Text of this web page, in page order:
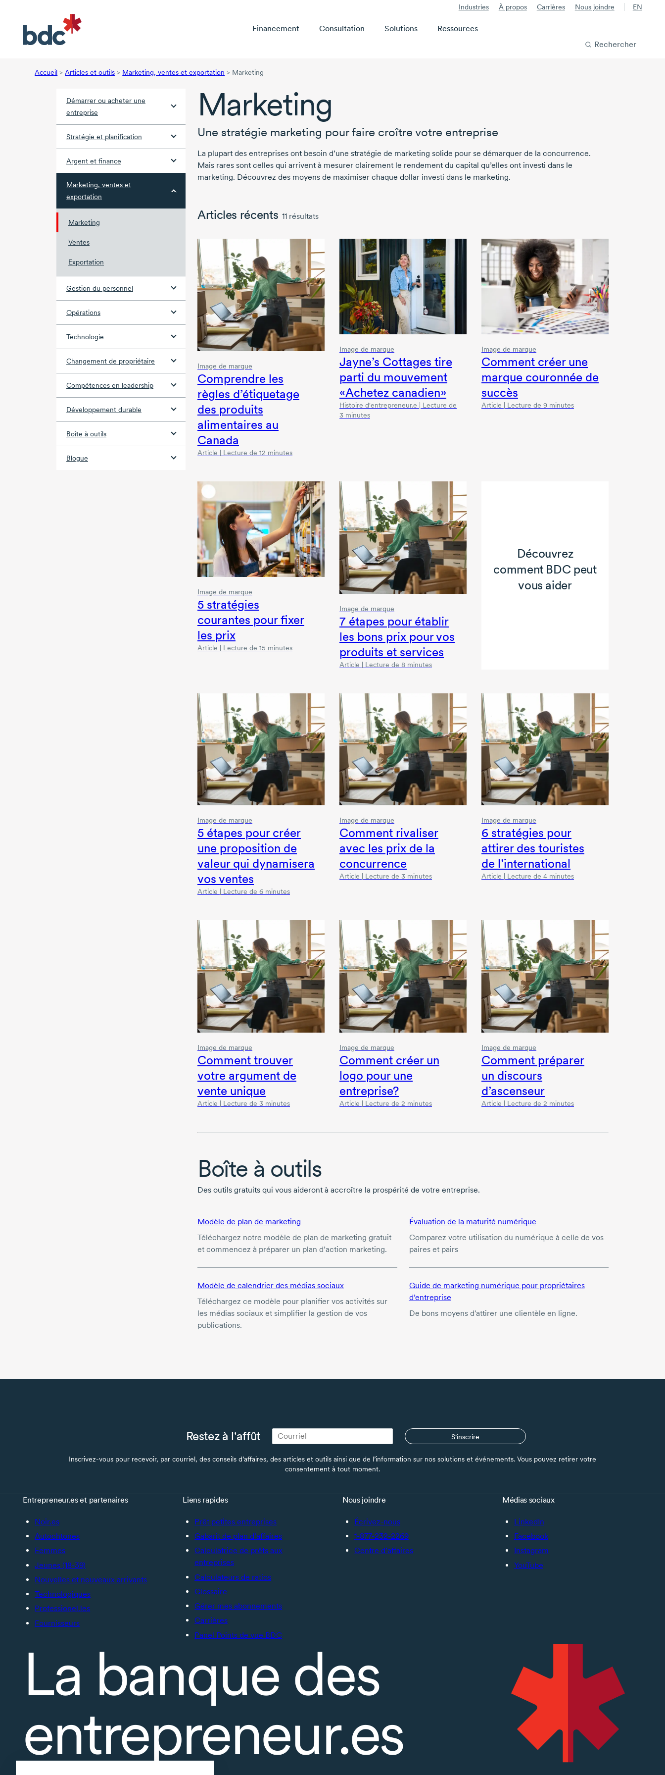
Industries À propos Carrières Nous joindre EN
Financement Consultation Solutions
Ressources
Rechercher
Accueil > Articles et outils > Marketing, ventes et exportation > Marketing
Démarrer ou acheter une
entreprise
Stratégie et planification
Argent et finance
Marketing, ventes et
exportation
Marketing
Ventes
Exportation
Gestion du personnel
Opérations
Technologie
Changement de propriétaire
Compétences en leadership
Développement durable
Boîte à outils
Blogue
Marketing
Une stratégie marketing pour faire croître votre entreprise
La plupart des entreprises ont besoin d’une stratégie de marketing solide pour se démarquer de la concurrence.
Mais rares sont celles qui arrivent à mesurer clairement le rendement du capital qu’elles ont investi dans le
marketing. Découvrez des moyens de maximiser chaque dollar investi dans le marketing.
Articles récents 11 résultats
Image de marque
Comprendre les
règles d’étiquetage
des produits
alimentaires au
Canada
Article | Lecture de 12 minutes
Image de marque
Jayne’s Cottages tire
parti du mouvement
«Achetez canadien»
Histoire d'entrepreneur.e | Lecture de
3 minutes
Image de marque
Comment créer une
marque couronnée de
succès
Article | Lecture de 9 minutes
Image de marque
5 stratégies
courantes pour fixer
les prix
Article | Lecture de 15 minutes
Image de marque
7 étapes pour établir
les bons prix pour vos
produits et services
Article | Lecture de 8 minutes
Découvrez
comment BDC peut
vous aider
Image de marque
5 étapes pour créer
une proposition de
valeur qui dynamisera
vos ventes
Article | Lecture de 6 minutes
Image de marque
Comment rivaliser
avec les prix de la
concurrence
Article | Lecture de 3 minutes
Image de marque
6 stratégies pour
attirer des touristes
de l’international
Article | Lecture de 4 minutes
Image de marque
Comment trouver
votre argument de
vente unique
Article | Lecture de 3 minutes
Image de marque
Comment créer un
logo pour une
entreprise?
Article | Lecture de 2 minutes
Image de marque
Comment préparer
un discours
d’ascenseur
Article | Lecture de 2 minutes
Boîte à outils
Des outils gratuits qui vous aideront à accroître la prospérité de votre entreprise.
Modèle de plan de marketing
Téléchargez notre modèle de plan de marketing gratuit
et commencez à préparer un plan d’action marketing.
Évaluation de la maturité numérique
Comparez votre utilisation du numérique à celle de vos
paires et pairs
Modèle de calendrier des médias sociaux
Téléchargez ce modèle pour planifier vos activités sur
les médias sociaux et simplifier la gestion de vos
publications.
Guide de marketing numérique pour propriétaires
d’entreprise
De bons moyens d'attirer une clientèle en ligne.
Restez à l'affût S'inscrire
Inscrivez-vous pour recevoir, par courriel, des conseils d’affaires, des articles et outils ainsi que de l’information sur nos solutions et événements. Vous pouvez retirer votre
consentement à tout moment.
Entrepreneur.es et partenaires
Noir.es
Autochtones
Femmes
Jeunes (18-39)
Nouvelles et nouveaux arrivants
Technologiques
Professionel.les
Fournisseurs
Liens rapides
Prêt petites entreprises
Gabarit de plan d’affaires
Calculatrice de prêts aux
entreprises
Calculateurs de ratios
Glossaire
Gérer mes abonnements
Carrières
Panel Points de vue BDC
Nous joindre
Écrivez-nous
1-877-232-2269
Centre d’affaires
Médias sociaux
LinkedIn
Facebook
Instagram
YouTube
La banque des
entrepreneur.es